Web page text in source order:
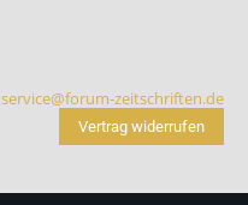
service@forum-zeitschriften.de
Vertrag widerrufen